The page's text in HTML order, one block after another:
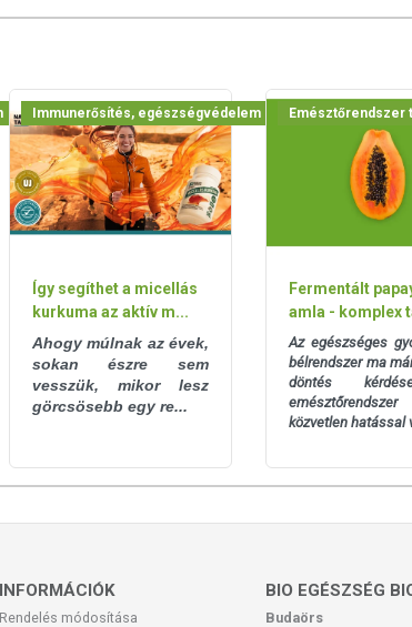
hatóanyagokkal bírnak, így a tea
területek gyógyulását, emiatt gyorsabban
fertőzések okozta leggyakoribb tünetektől, mint a
a kínzó vizeletürítés vagy az alhasi fájdalom.
elzárva.
/ terméken jelezett időpontig.
a hagyományos étrend kiegészítését szolgálják, és
tápanyagokat. Bár az étrend-kiegészítők kedvező
amely egyénenként eltérő lehet, jelölésük,
során nem engedélyezett a készítményeknek
hatást tulajdonítani.
vegyes étrendet és az egészséges
betegségeket! A termék nem az orvosi kezelés
ne lépje túl! Ne szedje a készítményt, ha az
Immunerősítés, egészségvédelem
Így segíthet a micellás
kurkuma az aktív m...
Ahogy múlnak az évek,
sokan észre sem
vesszük, mikor lesz
görcsösebb egy re...
Emésztőrendszer
Fermentált
amla - komplex
Az egészséges
bélrendszer ma
döntés
emésztőrendszer
közvetlen hatással
INFORMÁCIÓK
Rendelés módosítása
BIO EGÉSZSÉG
Budaörs